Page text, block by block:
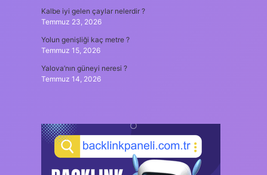
Kalbe iyi gelen çaylar nelerdir ?
Temmuz 23, 2026
Yolun genişliği kaç metre ?
Temmuz 15, 2026
Yalova’nın güneyi neresi ?
Temmuz 14, 2026